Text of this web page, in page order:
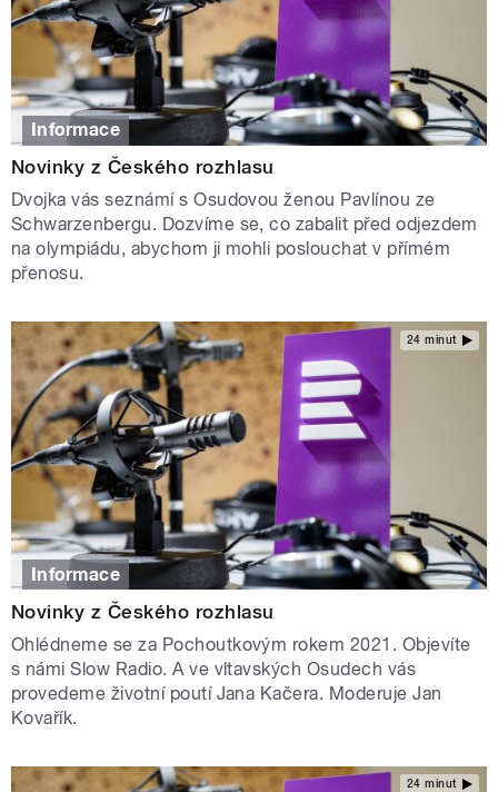
Informace
Novinky z Českého rozhlasu
Dvojka vás seznámí s Osudovou ženou Pavlínou ze
Schwarzenbergu. Dozvíme se, co zabalit před odjezdem
na olympiádu, abychom ji mohli poslouchat v přímém
přenosu.
24 minut
Informace
Novinky z Českého rozhlasu
Ohlédneme se za Pochoutkovým rokem 2021. Objevíte
s námi Slow Radio. A ve vltavských Osudech vás
provedeme životní poutí Jana Kačera. Moderuje Jan
Kovařík.
24 minut